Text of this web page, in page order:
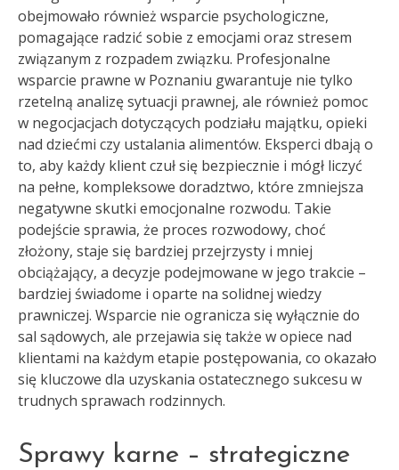
obejmowało również wsparcie psychologiczne,
pomagające radzić sobie z emocjami oraz stresem
związanym z rozpadem związku. Profesjonalne
wsparcie prawne w Poznaniu gwarantuje nie tylko
rzetelną analizę sytuacji prawnej, ale również pomoc
w negocjacjach dotyczących podziału majątku, opieki
nad dziećmi czy ustalania alimentów. Eksperci dbają o
to, aby każdy klient czuł się bezpiecznie i mógł liczyć
na pełne, kompleksowe doradztwo, które zmniejsza
negatywne skutki emocjonalne rozwodu. Takie
podejście sprawia, że proces rozwodowy, choć
złożony, staje się bardziej przejrzysty i mniej
obciążający, a decyzje podejmowane w jego trakcie –
bardziej świadome i oparte na solidnej wiedzy
prawniczej. Wsparcie nie ogranicza się wyłącznie do
sal sądowych, ale przejawia się także w opiece nad
klientami na każdym etapie postępowania, co okazało
się kluczowe dla uzyskania ostatecznego sukcesu w
trudnych sprawach rodzinnych.
Sprawy karne – strategiczne